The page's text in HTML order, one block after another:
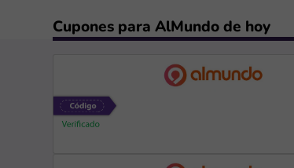
Cupones para AlMundo de hoy